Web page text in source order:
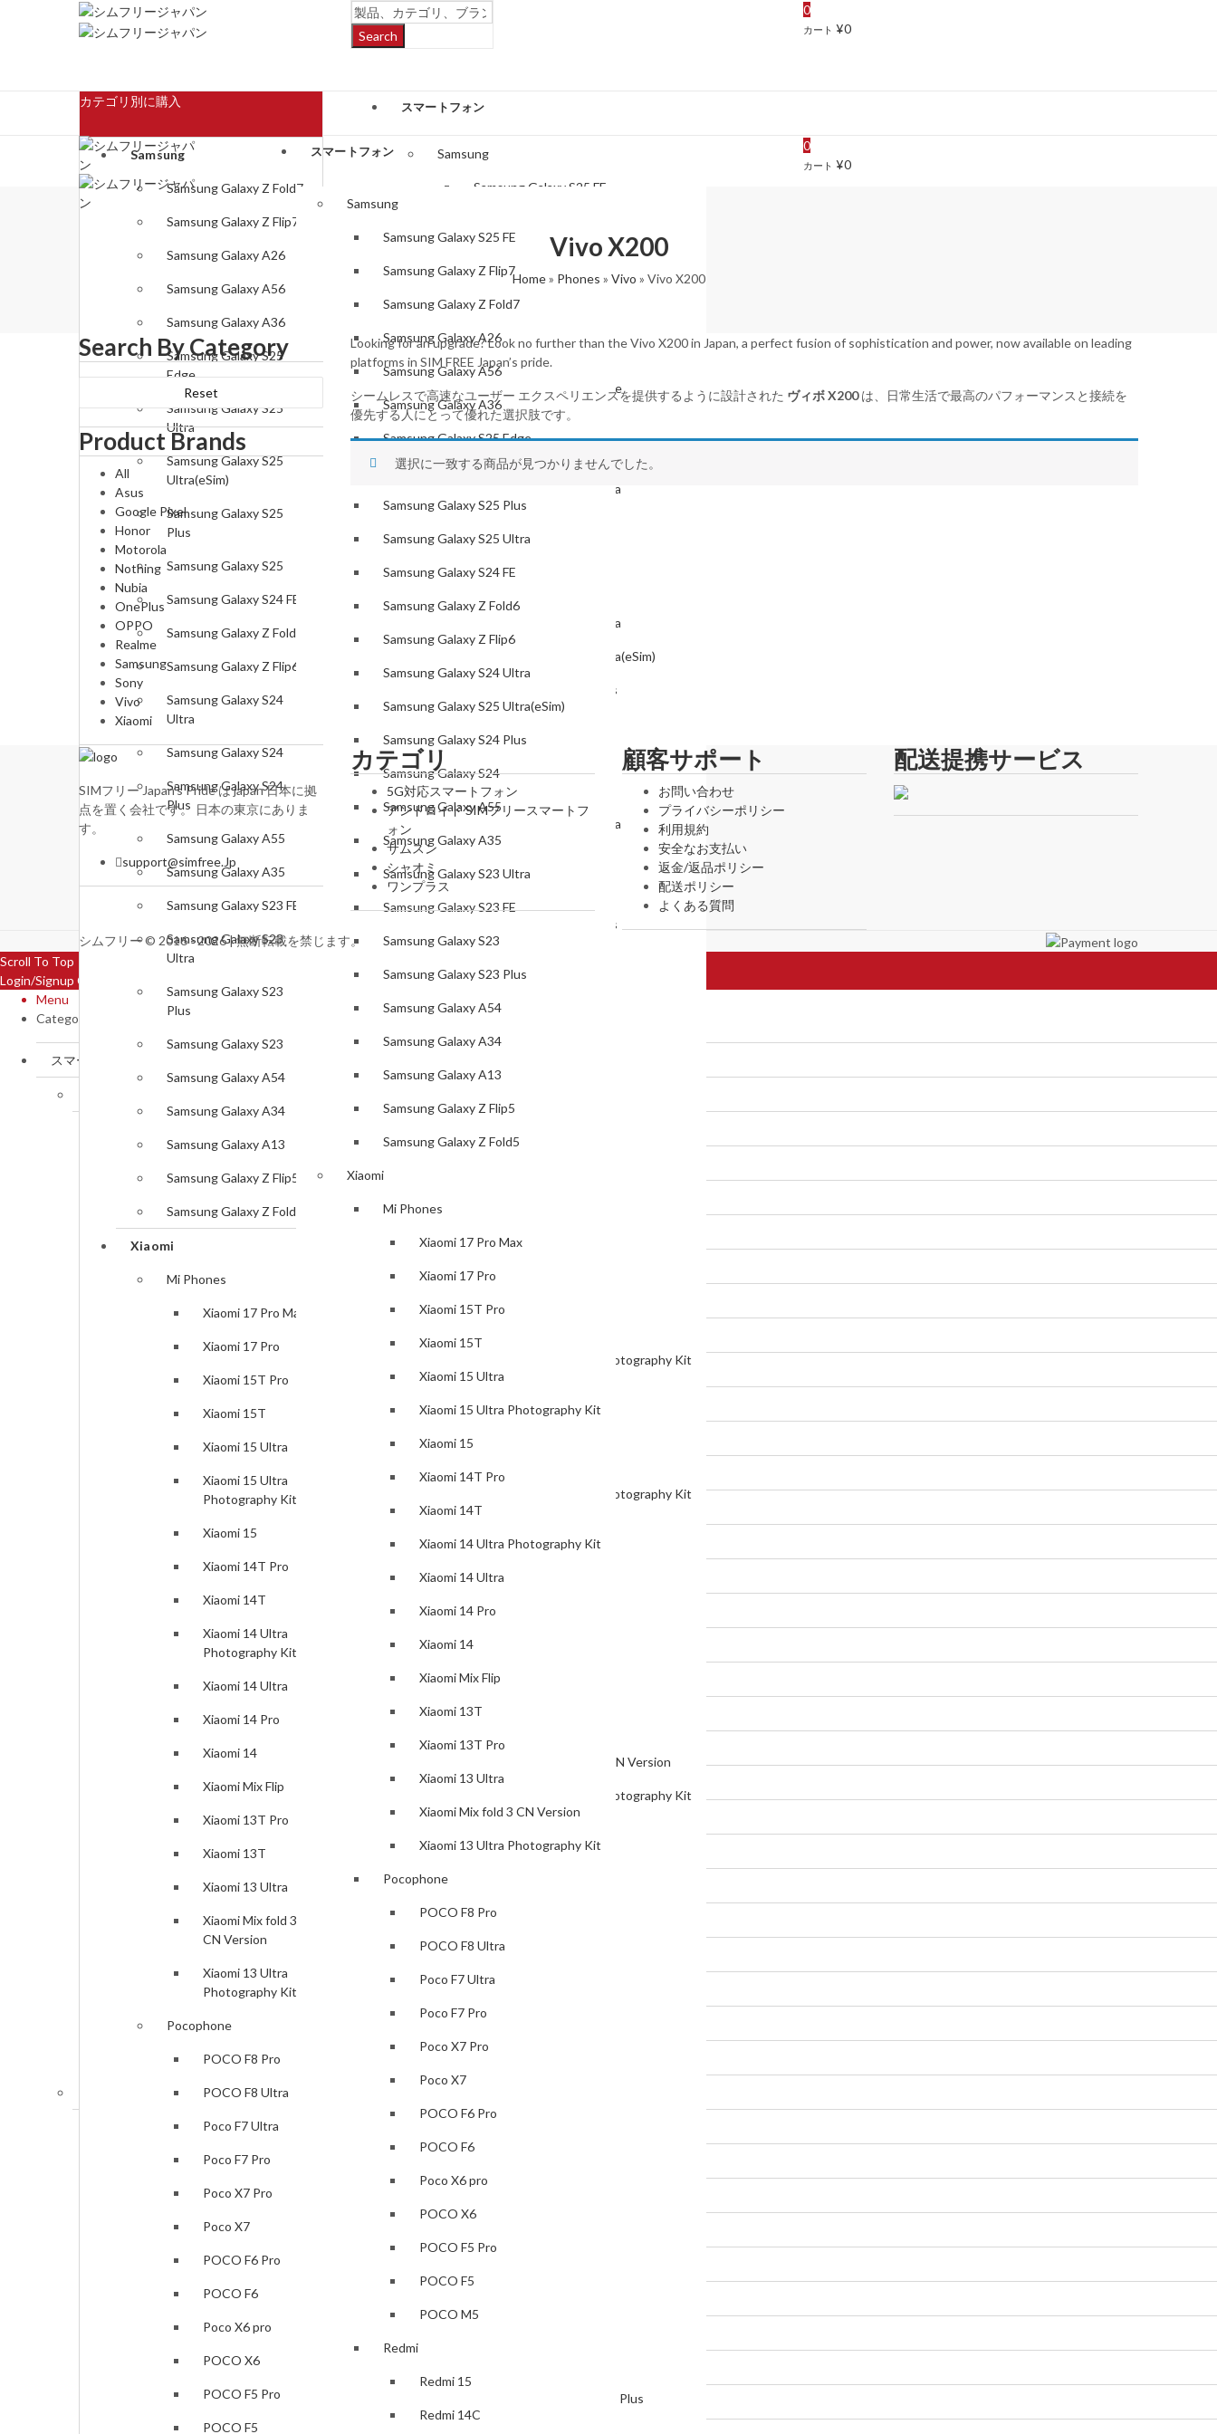
Search
0
カート ¥0
カテゴリ別に購入
Samsung
Samsung Galaxy Z Fold7
Samsung Galaxy Z Flip7
Samsung Galaxy A26
Samsung Galaxy A56
Samsung Galaxy A36
Samsung Galaxy S25
Edge
Samsung Galaxy S25
Ultra
Samsung Galaxy S25
Ultra(eSim)
Samsung Galaxy S25
Plus
Samsung Galaxy S25
Samsung Galaxy S24 FE
Samsung Galaxy Z Fold6
Samsung Galaxy Z Flip6
Samsung Galaxy S24
Ultra
Samsung Galaxy S24
Samsung Galaxy S24
Plus
Samsung Galaxy A55
Samsung Galaxy A35
Samsung Galaxy S23 FE
Samsung Galaxy S23
Ultra
Samsung Galaxy S23
Plus
Samsung Galaxy S23
Samsung Galaxy A54
Samsung Galaxy A34
Samsung Galaxy A13
Samsung Galaxy Z Flip5
Samsung Galaxy Z Fold5
Xiaomi
Mi Phones
Xiaomi 17 Pro Max
Xiaomi 17 Pro
Xiaomi 15T Pro
Xiaomi 15T
Xiaomi 15 Ultra
Xiaomi 15 Ultra
Photography Kit
Xiaomi 15
Xiaomi 14T Pro
Xiaomi 14T
Xiaomi 14 Ultra
Photography Kit
Xiaomi 14 Ultra
Xiaomi 14 Pro
Xiaomi 14
Xiaomi Mix Flip
Xiaomi 13T Pro
Xiaomi 13T
Xiaomi 13 Ultra
Xiaomi Mix fold 3
CN Version
Xiaomi 13 Ultra
Photography Kit
Pocophone
POCO F8 Pro
POCO F8 Ultra
Poco F7 Ultra
Poco F7 Pro
Poco X7 Pro
Poco X7
POCO F6 Pro
POCO F6
Poco X6 pro
POCO X6
POCO F5 Pro
POCO F5
スマートフォン
Samsung
Samsung Galaxy S25 FE
Samsung Galaxy Z Fold7
Samsung Galaxy A26
Samsung Galaxy A36
Samsung Galaxy S25 Edge
Samsung Galaxy S25
Samsung Galaxy S25 Plus
Samsung Galaxy S25 Ultra
Samsung Galaxy S24 Ultra
Samsung Galaxy S25 Ultra(eSim)
Samsung Galaxy S24 Plus
Samsung Galaxy A35
Samsung Galaxy S23 Ultra
Samsung Galaxy S23 Plus
Xiaomi 15 Ultra Photography Kit
Xiaomi 14 Ultra Photography Kit
Xiaomi Mix fold 3 CN Version
Xiaomi 13 Ultra Photography Kit
Redmi Note 14 Pro Plus
スマートフォン
Samsung
Samsung Galaxy S25 FE
Samsung Galaxy Z Flip7
Samsung Galaxy Z Fold7
Samsung Galaxy A26
Samsung Galaxy A56
Samsung Galaxy A36
Samsung Galaxy S25 Edge
Samsung Galaxy S25
Samsung Galaxy S25 Plus
Samsung Galaxy S25 Ultra
Samsung Galaxy S24 FE
Samsung Galaxy Z Fold6
Samsung Galaxy Z Flip6
Samsung Galaxy S24 Ultra
Samsung Galaxy S25 Ultra(eSim)
Samsung Galaxy S24 Plus
Samsung Galaxy S24
Samsung Galaxy A55
Samsung Galaxy A35
Samsung Galaxy S23 Ultra
Samsung Galaxy S23 FE
Samsung Galaxy S23
Samsung Galaxy S23 Plus
Samsung Galaxy A54
Samsung Galaxy A34
Samsung Galaxy A13
Samsung Galaxy Z Flip5
Samsung Galaxy Z Fold5
Xiaomi
Mi Phones
Xiaomi 17 Pro Max
Xiaomi 17 Pro
Xiaomi 15T Pro
Xiaomi 15T
Xiaomi 15 Ultra
Xiaomi 15 Ultra Photography Kit
Xiaomi 15
Xiaomi 14T Pro
Xiaomi 14T
Xiaomi 14 Ultra Photography Kit
Xiaomi 14 Ultra
Xiaomi 14 Pro
Xiaomi 14
Xiaomi Mix Flip
Xiaomi 13T
Xiaomi 13T Pro
Xiaomi 13 Ultra
Xiaomi Mix fold 3 CN Version
Xiaomi 13 Ultra Photography Kit
Pocophone
POCO F8 Pro
POCO F8 Ultra
Poco F7 Ultra
Poco F7 Pro
Poco X7 Pro
Poco X7
POCO F6 Pro
POCO F6
Poco X6 pro
POCO X6
POCO F5 Pro
POCO F5
POCO M5
Redmi
Redmi 15
Redmi 14C
0
カート ¥0
Vivo X200
Home» Phones » Vivo » Vivo X200
Looking for an upgrade? Look no further than the Vivo X200 in Japan, a perfect fusion of sophistication and power, now available on leading
platforms in SIM FREE Japan’s pride.
シームレスで高速なユーザー エクスペリエンスを提供するように設計された ヴィボ X200は、日常生活で最高のパフォーマンスと接続を
優先する人にとって優れた選択肢です。
選択に一致する商品が見つかりませんでした。
Search By Category
Reset
Product Brands
All
Asus
Google Pixel
Honor
Motorola
Nothing
Nubia
OnePlus
OPPO
Realme
Samsung
Sony
Vivo
Xiaomi
SIMフリー Japan's Pride は japan 日本に拠
点を置く会社です。 日本の東京にありま
す。
support@simfree.Jp
カテゴリ
5G対応スマートフォン
アンドロイド SIMフリースマートフ
ォン
サムスン
シャオミ
ワンプラス
顧客サポート
お問い合わせ
プライバシーポリシー
利用規約
安全なお支払い
返金/返品ポリシー
配送ポリシー
よくある質問
配送提携サービス
シムフリー © 2016 - 2026 | 無断転載を禁じます。
Scroll To Top
Login/Signup Close
Menu
Categories
スマートフォン
Samsung Galaxy A26
Samsung Galaxy S24 FE
Samsung Galaxy Z Fold6
Samsung Galaxy Z Flip6
Samsung Galaxy S24 Ultra
Samsung Galaxy S24 Plus
Samsung Galaxy S24
Samsung Galaxy A55
Samsung Galaxy A35
Samsung Galaxy S23 Ultra
Samsung Galaxy S23 FE
Samsung Galaxy S23
Samsung Galaxy S23 Plus
Samsung Galaxy A54
Samsung Galaxy A13
Samsung Galaxy Z Flip5
Samsung Galaxy Z Fold5
Mi Phones
Xiaomi 17 Pro Max
Xiaomi 17 Pro
Xiaomi 15T Pro
Xiaomi 15T
Xiaomi 15 Ultra
Xiaomi 15 Ultra Photography Kit
Xiaomi 15
Xiaomi 14T Pro